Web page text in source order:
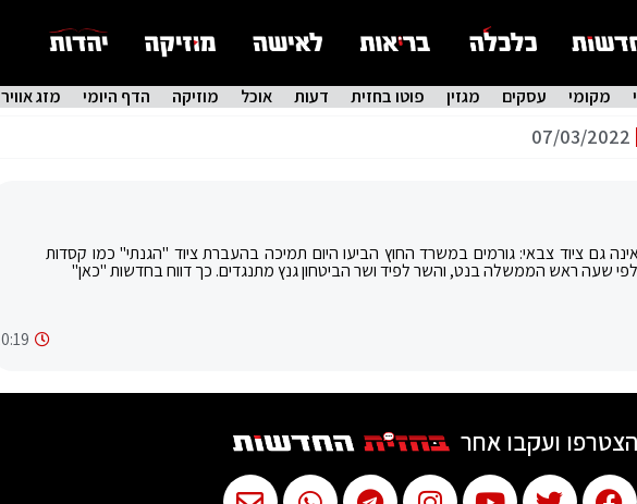
מקומי עסקים מגזין פוטו בחזית דעות אוכל מוזיקה הדף היומי מזג אוויר
07/03/2022
גם ציוד צבאי: גורמים במשרד החוץ הביעו היום תמיכה בהעברת ציוד "הגנתי" כמו קסדות
שעה ראש הממשלה בנט, והשר לפיד ושר הביטחון גנץ מתנגדים. כך דווח בחדשות "כאן"
הצטרפו ועקבו אחר